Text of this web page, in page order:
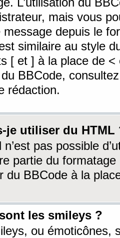
mais vous
message depuis le
similaire au style
[ et ] à la place de <
BBCode,
rédaction.
je utiliser du HTML
n’est pas possible
partie du
du BBCode à la
les smileys ?
ou émoticônes,